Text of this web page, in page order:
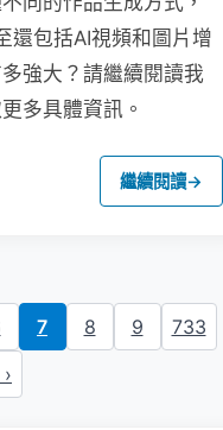
還包括AI視頻和圖片增
強大？請繼續閱讀我
多具體資訊。
繼續閱讀→
7 8 9
733